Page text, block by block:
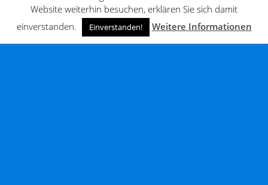
Website weiterhin besuchen, erklären Sie sich damit
einverstanden.
Einverstanden! Weitere Informationen